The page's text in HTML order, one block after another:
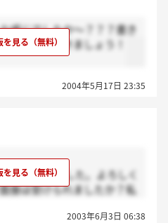
感じでしたか～？？？書き
き込んでいきましょう！
2004年5月17日 23:35
明会に出ました。よろしく
接は受けられましたか？私
2003年6月3日 06:38